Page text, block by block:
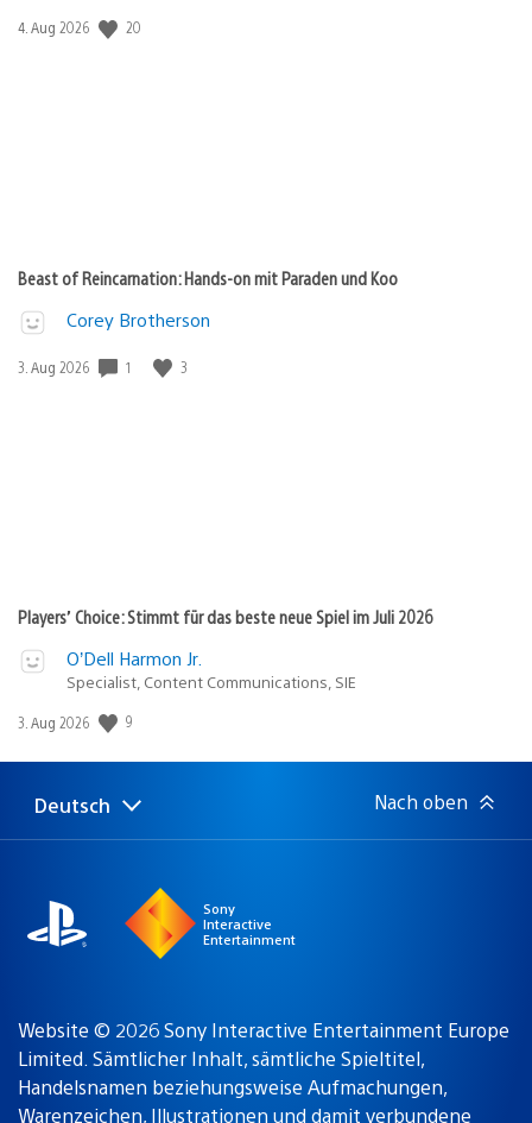
Veröffentlichungsdatum:
4. Aug 2026 20
Beast of Reincarnation: Hands-on mit Paraden und Koo
Corey Brotherson
Veröffentlichungsdatum:
3. Aug 2026 1 3
Players’ Choice: Stimmt für das beste neue Spiel im Juli 2026
O’Dell Harmon Jr.
Specialist, Content Communications, SIE
Veröffentlichungsdatum:
3. Aug 2026 9
Select
a
Aktuelle
Region:
Deutsch Nach oben
Sony
Interactive
Entertainment
Website © 2026 Sony Interactive Entertainment Europe
Limited. Sämtlicher Inhalt, sämtliche Spieltitel,
Handelsnamen beziehungsweise Aufmachungen,
Warenzeichen, Illustrationen und damit verbundene